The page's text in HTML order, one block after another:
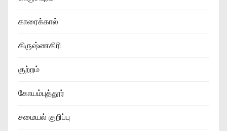
காரைக்கால்
கிருஷ்ணகிரி
குற்றம்
கோயம்புத்தூர்
சமையல் குறிப்பு